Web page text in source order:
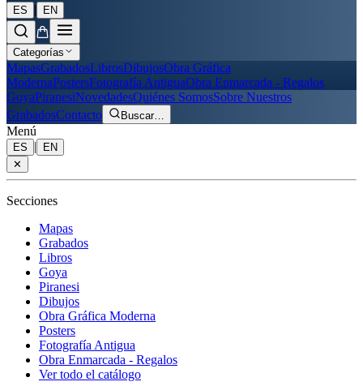
ES | EN
Categorías
MapasGrabadosLibrosDibujosObra Gráfica
ModernaPostersFotografía AntiguaObra Enmarcada - Regalos
GoyaPiranesiNovedadesQuiénes SomosSobre Nuestros
GrabadosContacto Buscar…
Menú
ES |
EN
✕
Secciones
Mapas
Grabados
Libros
Goya
Piranesi
Dibujos
Obra Gráfica Moderna
Posters
Fotografía Antigua
Obra Enmarcada - Regalos
Ver todo el catálogo